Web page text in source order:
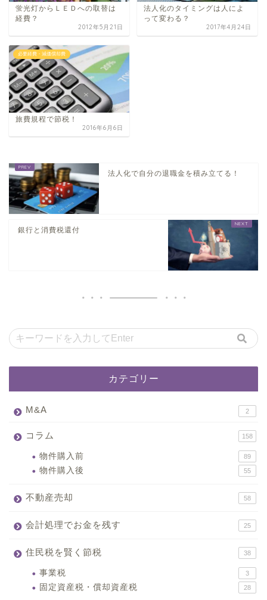
蛍光灯か​らＬＥＤへの取替は
経​費？
2012年5月21日
法人化のタイミングは人によ
って変わる？
2017年4月24日
必要経費・減価償却費
旅費規程で節税！
2016年6月6日
法人化で自分の退職金を積み立てる！
銀行と消費税還付
カテゴリー
M&A 2
コラム 158
物件購入前 89
物件購入後 55
不動産売却 58
会計処理でお金を残す 25
住民税を賢く節税 38
事業税 3
固定資産税・償却資産税 28